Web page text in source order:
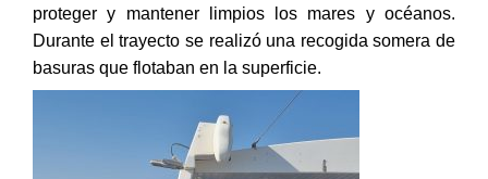
proteger y mantener limpios los mares y océanos.
Durante el trayecto se realizó una recogida somera de
basuras que flotaban en la superficie.